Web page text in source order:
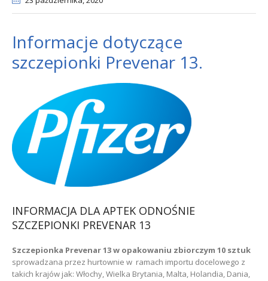
Informacje dotyczące
szczepionki Prevenar 13.
INFORMACJA DLA APTEK ODNOŚNIE
SZCZEPIONKI PREVENAR 13
Szczepionka Prevenar 13 w opakowaniu zbiorczym 10 sztuk
sprowadzana przez hurtownie w ramach importu docelowego z
takich krajów jak: Włochy, Wielka Brytania, Malta, Holandia, Dania,